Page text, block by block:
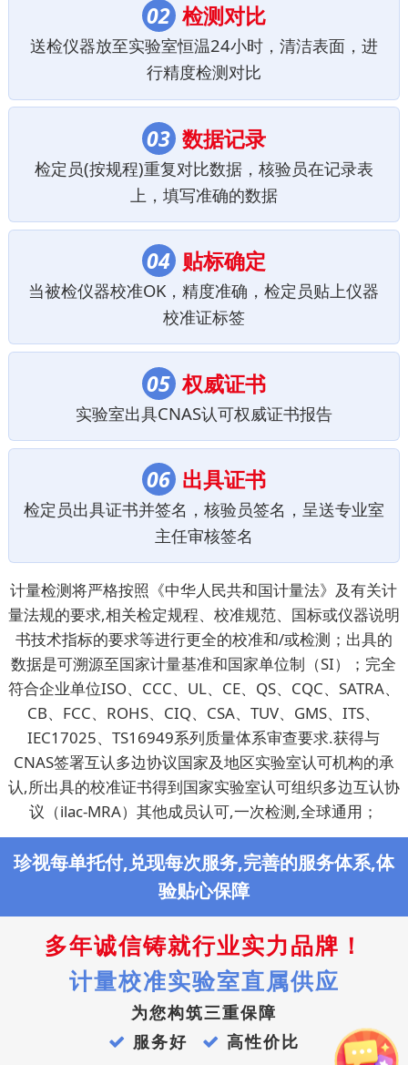
02 检测对比
送检仪器放至实验室恒温24小时，清洁表面，进
行精度检测对比
03 数据记录
检定员(按规程)重复对比数据，核验员在记录表
上，填写准确的数据
04 贴标确定
当被检仪器校准OK，精度准确，检定员贴上仪器
校准证标签
05 权威证书
实验室出具CNAS认可权威证书报告
06 出具证书
检定员出具证书并签名，核验员签名，呈送专业室
主任审核签名
计量检测将严格按照《中华人民共和国计量法》及有关计
量法规的要求,相关检定规程、校准规范、国标或仪器说明
书技术指标的要求等进行更全的校准和/或检测；出具的
数据是可溯源至国家计量基准和国家单位制（SI）；完全
符合企业单位ISO、CCC、UL、CE、QS、CQC、SATRA、
CB、FCC、ROHS、CIQ、CSA、TUV、GMS、ITS、
IEC17025、TS16949系列质量体系审查要求.获得与
CNAS签署互认多边协议国家及地区实验室认可机构的承
认,所出具的校准证书得到国家实验室认可组织多边互认协
议（ilac-MRA）其他成员认可,一次检测,全球通用；
珍视每单托付,兑现每次服务,完善的服务体系,体
验贴心保障
多年诚信铸就行业实力品牌！
计量校准实验室直属供应
为您构筑三重保障
服务好
高性价比